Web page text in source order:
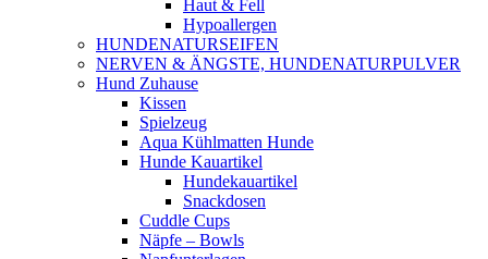
Haut & Fell
Hypoallergen
HUNDENATURSEIFEN
NERVEN & ÄNGSTE, HUNDENATURPULVER
Hund Zuhause
Kissen
Spielzeug
Aqua Kühlmatten Hunde
Hunde Kauartikel
Hundekauartikel
Snackdosen
Cuddle Cups
Näpfe – Bowls